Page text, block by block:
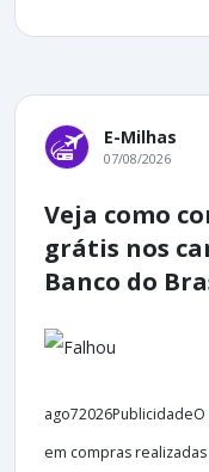
E-Milhas
07/08/2026
Veja como
grátis nos
Banco do
em compras